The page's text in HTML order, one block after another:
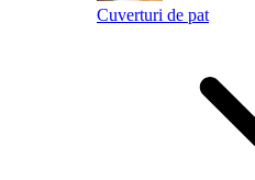
Cuverturi de pat